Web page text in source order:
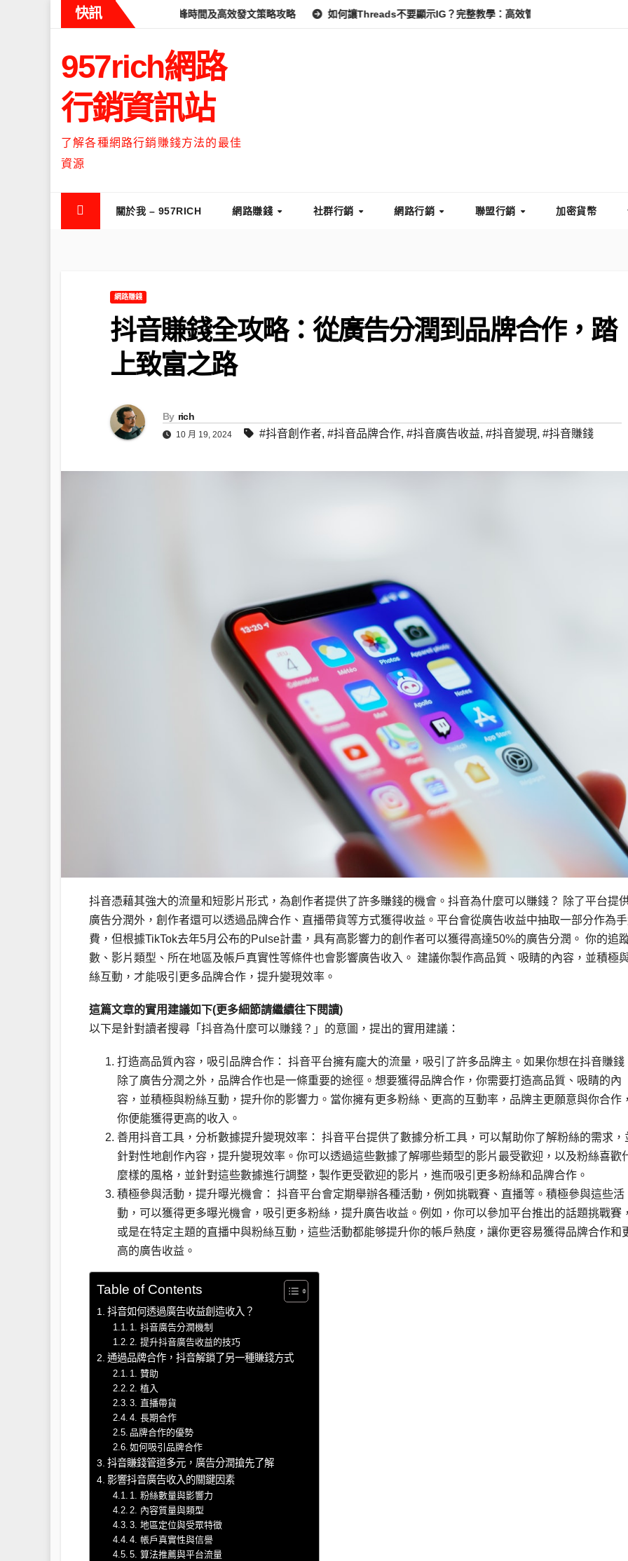
快訊
什麼時候流量最高？流量高峰時間及高效發文策略攻略 如何讓Threads不要顯示IG？完整教學：高效管理你的線上隱私與數據安全
957rich網路
行銷資訊站
了解各種網路行銷賺錢方法的最佳
資源
關於我 – 957RICH 網路賺錢 社群行銷 網路行銷 聯盟行銷 加密貨幣
網路賺錢
抖音賺錢全攻略：從廣告分潤到品牌合作，踏
上致富之路
By rich
10 月 19, 2024 #抖音創作者, #抖音品牌合作, #抖音廣告收益, #抖音變現, #抖音賺錢
抖音憑藉其強大的流量和短影片形式，為創作者提供了許多賺錢的機會。抖音為什麼可以賺錢？ 除了平台提
廣告分潤外，創作者還可以透過品牌合作、直播帶貨等方式獲得收益。平台會從廣告收益中抽取一部分作為
費，但根據TikTok去年5月公布的Pulse計畫，具有高影響力的創作者可以獲得高達50%的廣告分潤。 你的追
數、影片類型、所在地區及帳戶真實性等條件也會影響廣告收入。 建議你製作高品質、吸睛的內容，並積極
絲互動，才能吸引更多品牌合作，提升變現效率。
這篇文章的實用建議如下(更多細節請繼續往下閱讀)
以下是針對讀者搜尋「抖音為什麼可以賺錢？」的意圖，提出的實用建議：
打造高品質內容，吸引品牌合作： 抖音平台擁有龐大的流量，吸引了許多品牌主。如果你想在抖音賺錢
除了廣告分潤之外，品牌合作也是一條重要的途徑。想要獲得品牌合作，你需要打造高品質、吸睛的內
容，並積極與粉絲互動，提升你的影響力。當你擁有更多粉絲、更高的互動率，品牌主更願意與你合作
你便能獲得更高的收入。
善用抖音工具，分析數據提升變現效率： 抖音平台提供了數據分析工具，可以幫助你了解粉絲的需求，
針對性地創作內容，提升變現效率。你可以透過這些數據了解哪些類型的影片最受歡迎，以及粉絲喜歡
麼樣的風格，並針對這些數據進行調整，製作更受歡迎的影片，進而吸引更多粉絲和品牌合作。
積極參與活動，提升曝光機會： 抖音平台會定期舉辦各種活動，例如挑戰賽、直播等。積極參與這些活
動，可以獲得更多曝光機會，吸引更多粉絲，提升廣告收益。例如，你可以參加平台推出的話題挑戰賽
或是在特定主題的直播中與粉絲互動，這些活動都能够提升你的帳戶熱度，讓你更容易獲得品牌合作和
高的廣告收益。
Table of Contents
抖音如何透過廣告收益創造收入？
1. 抖音廣告分潤機制
2. 提升抖音廣告收益的技巧
通過品牌合作，抖音解鎖了另一種賺錢方式
1. 贊助
2. 植入
3. 直播帶貨
4. 長期合作
品牌合作的優勢
如何吸引品牌合作
抖音賺錢管道多元，廣告分潤搶先了解
影響抖音廣告收入的關鍵因素
1. 粉絲數量與影響力
2. 內容質量與類型
3. 地區定位與受眾特徵
4. 帳戶真實性與信譽
5. 算法推薦與平台流量